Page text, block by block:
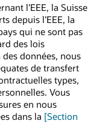
l’EEE, la Suisse
depuis l’EEE, la
qui ne sont pas
des lois
données, nous
de transfert
types,
Vous
en nous
dans la [Section